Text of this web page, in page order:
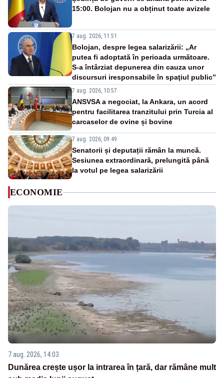
15:00. Bolojan nu a obținut toate avizele
7 aug. 2026, 11:51
Bolojan, despre legea salarizării: „Ar
putea fi adoptată în perioada următoare.
S-a întârziat depunerea din cauza unor
discursuri iresponsabile în spaţiul public”
7 aug. 2026, 10:57
ANSVSA a negociat, la Ankara, un acord
pentru facilitarea tranzitului prin Turcia al
carcaselor de ovine și bovine
7 aug. 2026, 09:49
Senatorii și deputații rămân la muncă.
Sesiunea extraordinară, prelungită până
la votul pe legea salarizării
ECONOMIE
7 aug. 2026, 14:03
Dunărea crește ușor la intrarea în țară, dar rămâne mult